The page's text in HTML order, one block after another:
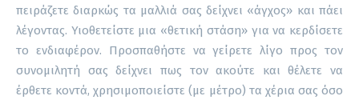
πειράζετε διαρκώς τα μαλλιά σας δείχνει «άγχος» και πάει
λέγοντας. Υιοθετείστε μια «θετική στάση» για να κερδίσετε
το ενδιαφέρον. Προσπαθήστε να γείρετε λίγο προς τον
συνομιλητή σας δείχνει πως τον ακούτε και θέλετε να
έρθετε κοντά, χρησιμοποιείστε (με μέτρο) τα χέρια σας όσο